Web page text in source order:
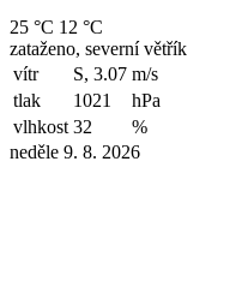
25 °C 12 °C
zataženo, severní větřík
vítr
S, 3.07 m/s
tlak
1021
hPa
vlhkost 32
%
neděle 9. 8. 2026